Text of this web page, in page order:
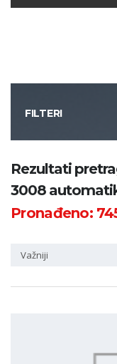
FILTERI
Kategorija
Županija
Rezultati
3008
Pronađeno:
Važniji